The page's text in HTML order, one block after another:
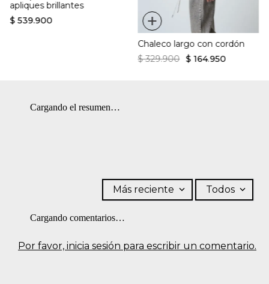
apliques brillantes
$ 539.900 +
Chaleco largo con cordón
$ 329.900 $ 164.950
Cargando el resumen…
Por favor, inicia sesión para escribir un comentario.
Más reciente Todos
Cargando comentarios…